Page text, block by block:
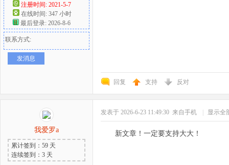
注册时间: 2021-5-7
在线时间: 347 小时
最后登录: 2026-8-6
联系方式:
发消息
回复 支持 反对
我爱罗a
累计签到：59 天
连续签到：3 天
发表于 2026-6-23 11:49:30 来自手机 显示全
新文章！一定要支持大大！